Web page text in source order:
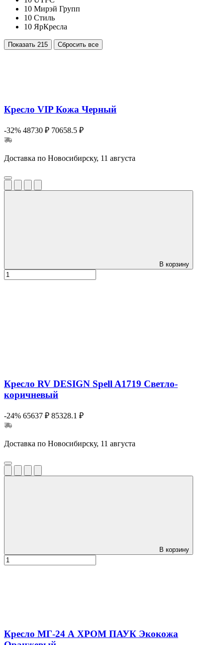
10 Мирэй Групп
10 Стиль
10 ЯрКресла
Показать 215 Сбросить все
Кресло VIP Кожа Черный
-32% 48730 ₽ 70658.5 ₽
Доставка по Новосибирску, 11 августа
В корзину
Кресло RV DESIGN Spell A1719 Светло-
коричневый
-24% 65637 ₽ 85328.1 ₽
Доставка по Новосибирску, 11 августа
В корзину
Кресло МГ-24 А ХРОМ ПАУК Экокожа